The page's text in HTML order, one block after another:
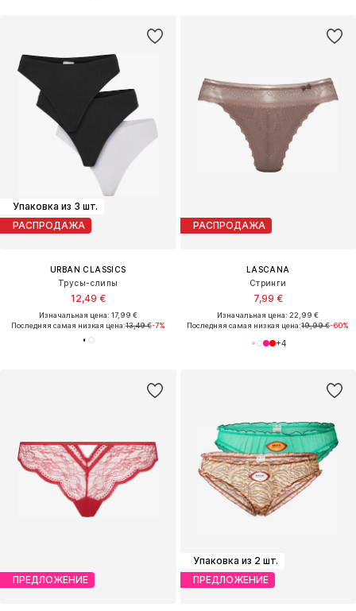
Упаковка из 3 шт.
РАСПРОДАЖА
URBAN CLASSICS
Трусы-слипы
12,49 €
Изначальная цена: 17,99 €
Последняя самая низкая цена:13,49 €-7%
РАСПРОДАЖА
LASCANA
Стринги
7,99 €
Изначальная цена: 22,99 €
Последняя самая низкая цена:19,99 €-60%
+4
ПРЕДЛОЖЕНИЕ
Упаковка из 2 шт.
ПРЕДЛОЖЕНИЕ